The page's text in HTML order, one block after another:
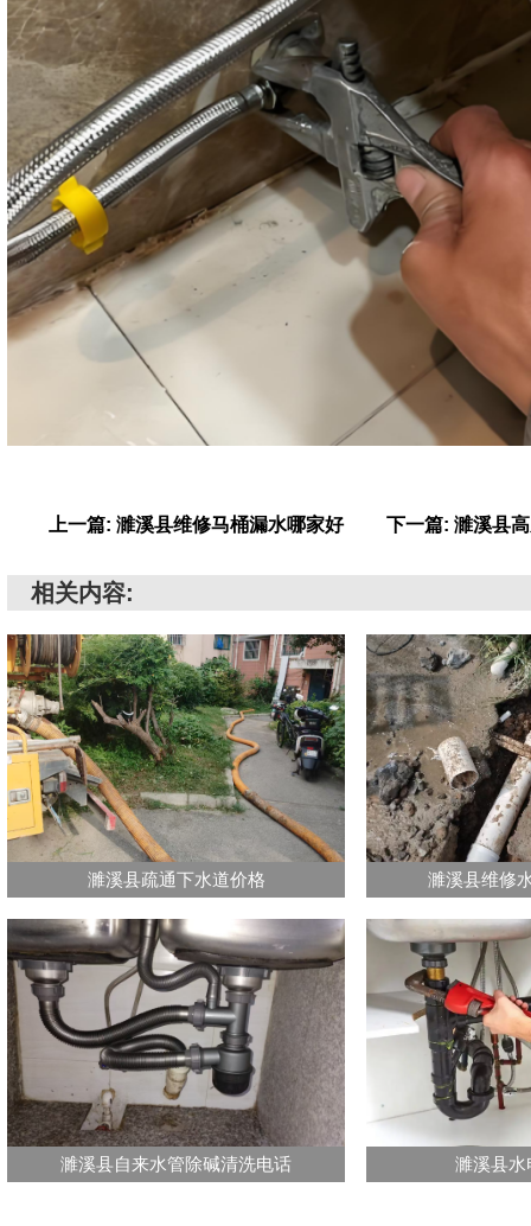
上一篇: 濉溪县维修马桶漏水哪家好 下一篇: 濉溪县
相关内容:
濉溪县疏通下水道价格 濉溪县维修
濉溪县自来水管除碱清洗电话 濉溪县水